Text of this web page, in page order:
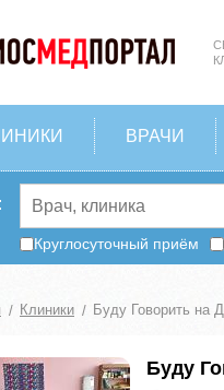
ВРАЧИ
Круглосуточный приём
Клиники Буду Говорить на
Буду